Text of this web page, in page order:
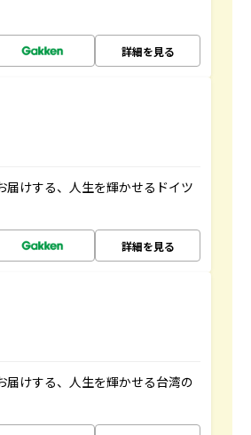
詳細を見る
けする、人生を輝かせるドイツ
詳細を見る
けする、人生を輝かせる台湾の